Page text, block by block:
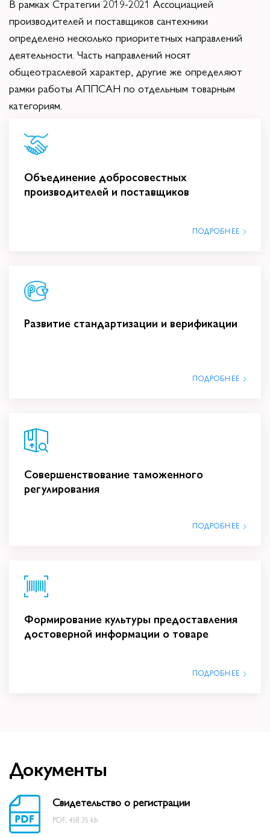
В рамках Стратегии 2019-2021 Ассоциацией
производителей и поставщиков сантехники
определено несколько приоритетных направлений
деятельности. Часть направлений носят
общеотраслевой характер, другие же определяют
рамки работы АППСАН по отдельным товарным
категориям.
Объединение добросовестных
производителей и поставщиков
ПОДРОБНЕЕ
Развитие стандартизации и верификации
ПОДРОБНЕЕ
Совершенствование таможенного
регулирования
ПОДРОБНЕЕ
Формирование культуры предоставления
достоверной информации о товаре
ПОДРОБНЕЕ
Документы
Свидетельство о регистрации
PDF, 458.35 kb